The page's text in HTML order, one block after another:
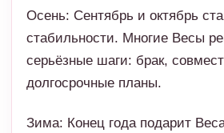
Зима: Конец года подарит
уверенность в себе.
Совет для Весов: Учитесь
решения. Любовь требует